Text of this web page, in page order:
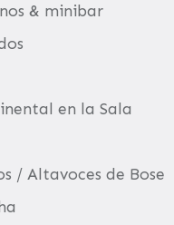
& minibar
en la Sala
/ Altavoces de Bose